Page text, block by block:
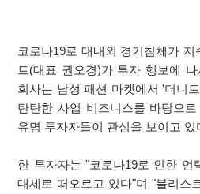
코로나19로 대내외 경기침체가
트(대표 권오경)가 투자 행보에
회사는 남성 패션 마켓에서 '더니
탄탄한 사업 비즈니스를 바탕으
유명 투자자들이 관심을 보이고 있
한 투자자는 "코로나19로 인한 언
대세로 떠오르고 있다"며 "블리스